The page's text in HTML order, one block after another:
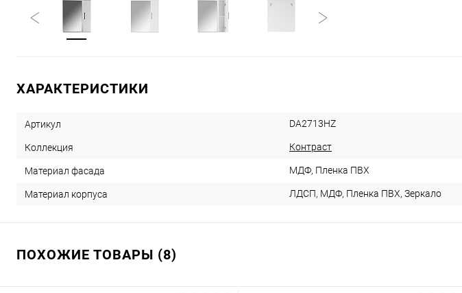
ХАРАКТЕРИСТИКИ
Артикул DA2713HZ
Коллекция Контраст
Материал фасада МДФ, Пленка ПВХ
Материал корпуса ЛДСП, МДФ, Пленка ПВХ, Зеркало
ПОХОЖИЕ ТОВАРЫ (8)